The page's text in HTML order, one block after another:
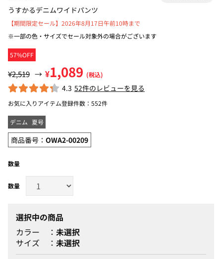
うすかるデニムワイドパンツ
57%OFF
【期間限定セール】2026年8月17日午前10時まで
※一部の色・サイズでセール対象外の場合がございます
¥2,519 → ¥1,089 (税込)
4.3 52件のレビューを見る
お気に入りアイテム登録件数： 552件
デニム 夏号
商品番号： OWA2-00209
数量
選択中の商品
カラー
未選択
サイズ
未選択